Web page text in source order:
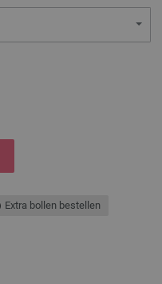
Extra bollen bestellen